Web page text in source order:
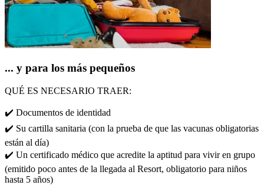
... y para los más pequeños
QUÉ ES NECESARIO TRAER:
✔️ Documentos de identidad
✔️ Su cartilla sanitaria (con la prueba de que las vacunas obligatorias
están al día)
✔️ Un certificado médico que acredite la aptitud para vivir en grupo
(emitido poco antes de la llegada al Resort, obligatorio para niños
hasta 5 años)